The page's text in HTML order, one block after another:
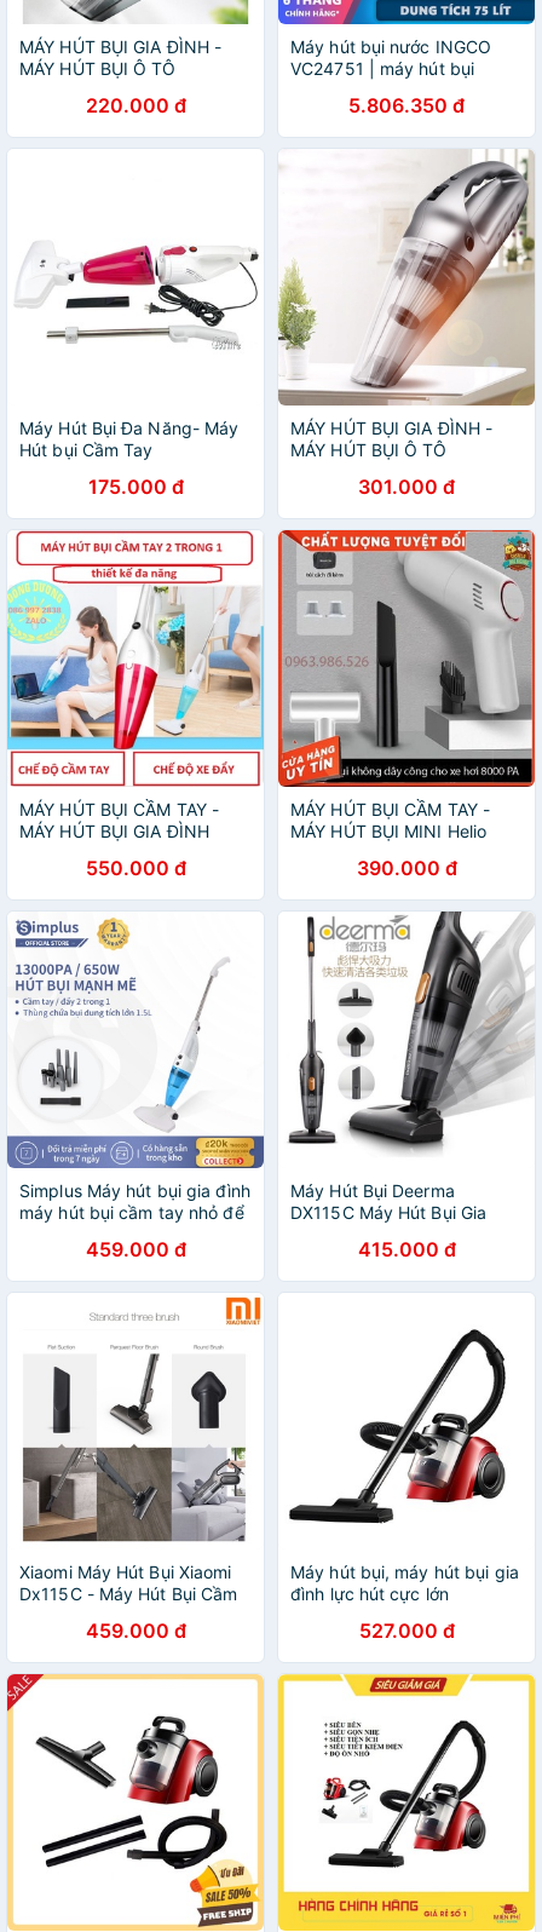
MÁY HÚT BỤI GIA ĐÌNH -
MÁY HÚT BỤI Ô TÔ
220.000 đ
Máy hút bụi nước INGCO
VC24751 | máy hút bụi
5.806.350 đ
Máy Hút Bụi Đa Năng- Máy
Hút bụi Cầm Tay
175.000 đ
MÁY HÚT BỤI GIA ĐÌNH -
MÁY HÚT BỤI Ô TÔ
301.000 đ
MÁY HÚT BỤI CẦM TAY -
MÁY HÚT BỤI GIA ĐÌNH
550.000 đ
MÁY HÚT BỤI CẦM TAY -
MÁY HÚT BỤI MINI Helio
390.000 đ
Simplus Máy hút bụi gia đình
máy hút bụi cầm tay nhỏ để
khô và ướt sáng tạo
459.000 đ
Máy Hút Bụi Deerma
DX115C Máy Hút Bụi Gia
hút bụi sạch sẽ
415.000 đ
Xiaomi Máy Hút Bụi Xiaomi
Dx115C - Máy Hút Bụi Cầm
LOẠI TỐT,MẠNH
459.000 đ
Máy hút bụi, máy hút bụi gia
đình lực hút cực lớn
527.000 đ